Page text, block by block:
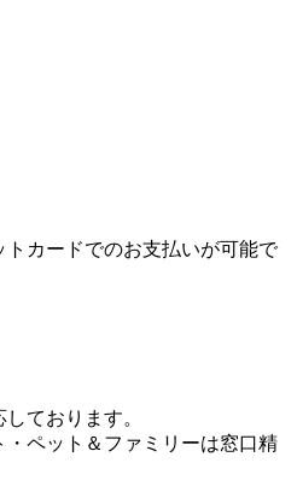
トカードでのお支払いが可能で
ております。
・ペット＆ファミリーは窓口精